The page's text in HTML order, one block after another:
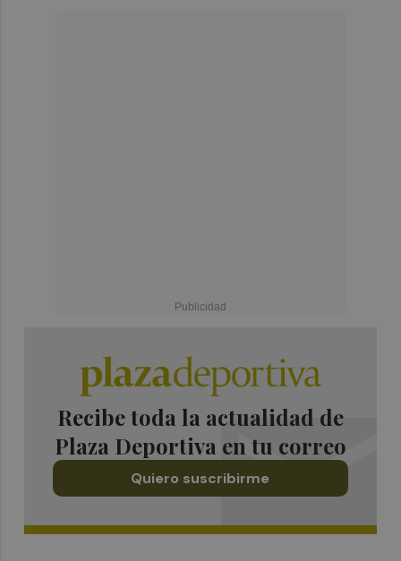
Recibe toda la actualidad de
Plaza Deportiva en tu correo
Quiero suscribirme